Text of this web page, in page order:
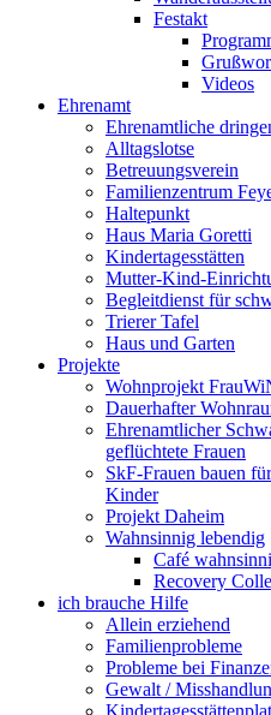
Festakt
Videos
Ehrenamt
Ehrenamtliche
Alltagslotse
Betreuungsverein
Familienzentrum
Haltepunkt
Haus Maria Goretti
Kindertagesstätten
Mutter-Kind-
Begleitdienst für
Trierer Tafel
Haus und Garten
Projekte
Wohnprojekt
Dauerhafter
Ehrenamtlicher
geflüchtete Frauen
SkF-Frauen bauen
Kinder
Projekt Daheim
Wahnsinnig lebendig
Café
Recovery
ich brauche Hilfe
Allein erziehend
Familienprobleme
Probleme bei
Gewalt /